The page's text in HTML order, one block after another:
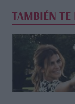
TAMBIÉN TE